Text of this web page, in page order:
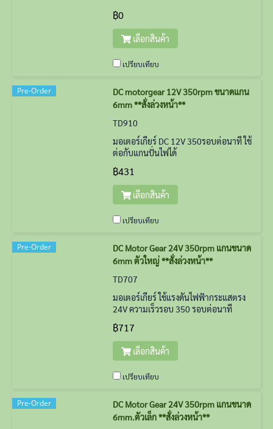
฿0
เลือกสินค้า
เปรียบเทียบ
Pre-Order
DC motorgear 12V 350rpm ขนาดแกน
6mm **สั่งล่วงหน้า**
TD910
มอเตอร์เกียร์ DC 12V 350รอบต่อนาที ใช้
ต่อกับแกนปั่นไฟได้
฿431
เลือกสินค้า
เปรียบเทียบ
Pre-Order
DC Motor Gear 24V 350rpm แกนขนาด
6mm ตัวใหญ่ **สั่งล่วงหน้า**
TD707
มอเตอร์เกียร์ ใช้แรงดันไฟฟ้ากระแสตรง
24V ความเร็วรอบ 350 รอบต่อนาที
ขนาดตัวมอเตอร์ 4X9X4 cm
฿717
เลือกสินค้า
เปรียบเทียบ
Pre-Order
DC Motor Gear 24V 350rpm แกนขนาด
6mm.ตัวเล็ก **สั่งล่วงหน้า**